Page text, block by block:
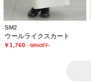
SM2
ウールライクスカート
￥1,760 -50%OFF-